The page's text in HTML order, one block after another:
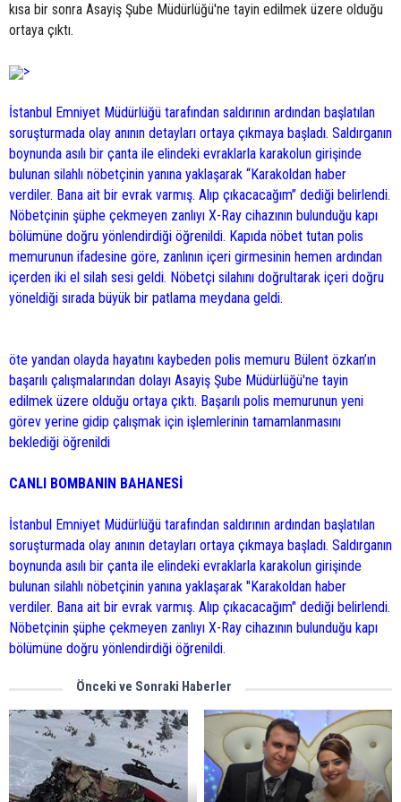
kısa bir sonra Asayiş Şube Müdürlüğü'ne tayin edilmek üzere olduğu
ortaya çıktı.
>
İstanbul Emniyet Müdürlüğü tarafından saldırının ardından başlatılan
soruşturmada olay anının detayları ortaya çıkmaya başladı. Saldırganın
boynunda asılı bir çanta ile elindeki evraklarla karakolun girişinde
bulunan silahlı nöbetçinin yanına yaklaşarak “Karakoldan haber
verdiler. Bana ait bir evrak varmış. Alıp çıkacacağım” dediği belirlendi.
Nöbetçinin şüphe çekmeyen zanlıyı X-Ray cihazının bulunduğu kapı
bölümüne doğru yönlendirdiği öğrenildi. Kapıda nöbet tutan polis
memurunun ifadesine göre, zanlının içeri girmesinin hemen ardından
içerden iki el silah sesi geldi. Nöbetçi silahını doğrultarak içeri doğru
yöneldiği sırada büyük bir patlama meydana geldi.
öte yandan olayda hayatını kaybeden polis memuru Bülent özkan’ın
başarılı çalışmalarından dolayı Asayiş Şube Müdürlüğü'ne tayin
edilmek üzere olduğu ortaya çıktı. Başarılı polis memurunun yeni
görev yerine gidip çalışmak için işlemlerinin tamamlanmasını
beklediği öğrenildi
CANLI BOMBANIN BAHANESİ
İstanbul Emniyet Müdürlüğü tarafından saldırının ardından başlatılan
soruşturmada olay anının detayları ortaya çıkmaya başladı. Saldırganın
boynunda asılı bir çanta ile elindeki evraklarla karakolun girişinde
bulunan silahlı nöbetçinin yanına yaklaşarak "Karakoldan haber
verdiler. Bana ait bir evrak varmış. Alıp çıkacacağım" dediği belirlendi.
Nöbetçinin şüphe çekmeyen zanlıyı X-Ray cihazının bulunduğu kapı
bölümüne doğru yönlendirdiği öğrenildi.
Önceki ve Sonraki Haberler